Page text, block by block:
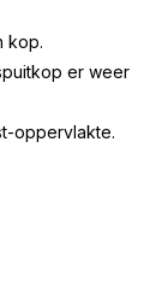
kop.
er weer
oppervlakte.